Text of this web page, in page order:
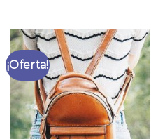
¡Oferta!